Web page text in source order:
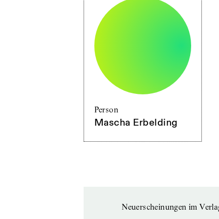
Person
Mascha Erbelding
Neuerscheinungen im